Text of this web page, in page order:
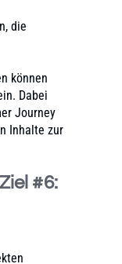
die
können
Dabei
Journey
Inhalte zur
#6: